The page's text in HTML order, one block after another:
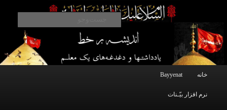
اندیشه بر خط
یادداشتهای یک معلم در باب زندگی، اخلاق، اخبار، علم و سیاست
خانه Bayyenat
نرم افزار بیّـنات